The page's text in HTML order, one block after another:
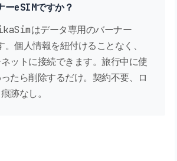
ーeSIMですか？
はデータ専用のバーナー
。個人情報を紐付けることなく、
ットに接続できます。旅行中に使
たら削除するだけ。契約不要、ロ
跡なし。